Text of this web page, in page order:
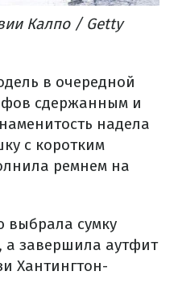
Калпо / Getty
в очередной
сдержанным и
надела
с коротким
ремнем на
выбрала сумку
а завершила аутфит
Хантингтон-